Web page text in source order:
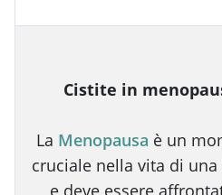
Cistite in
La Menopausa è un
cruciale nella vita di una
e deve essere